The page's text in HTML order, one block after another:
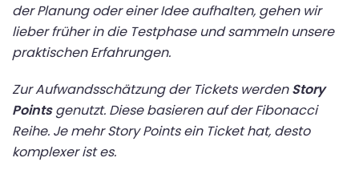
der Planung oder einer Idee aufhalten, gehen wir
lieber früher in die Testphase und sammeln unsere
praktischen Erfahrungen.
Zur Aufwandsschätzung der Tickets werdenStory
Pointsgenutzt. Diese basieren auf der Fibonacci
Reihe. Je mehr Story Points ein Ticket hat, desto
komplexer ist es.